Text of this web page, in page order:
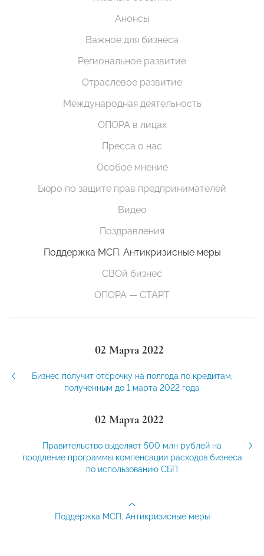
Анонсы
Важное для бизнеса
Региональное развитие
Отраслевое развитие
Международная деятельность
ОПОРА в лицах
Пресса о нас
Особое мнение
Бюро по защите прав предпринимателей
Видео
Поздравления
Поддержка МСП. Антикризисные меры
СВОй бизнес
ОПОРА — СТАРТ
02 Марта 2022
Бизнес получит отсрочку на полгода по кредитам,
полученным до 1 марта 2022 года
02 Марта 2022
Правительство выделяет 500 млн рублей на
продление программы компенсации расходов бизнеса
по использованию СБП
Поддержка МСП. Антикризисные меры